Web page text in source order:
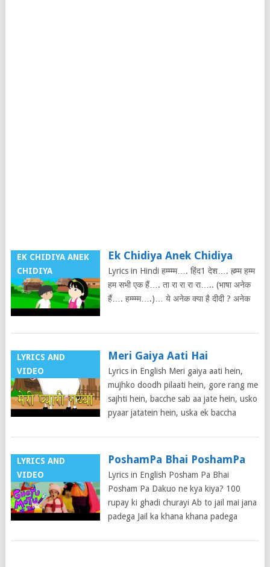
EK CHIDIYA ANEK
CHIDIYA
Ek Chidiya Anek Chidiya
Lyrics in Hindi हम्म्म्म…. हिंद1 देश…. ह्म्म्म हम्म
हम सभी एक हैं…. ता रा रा रा रा….. (भाषा अनेक
हैं…. हम्म्म्म….)… ये अनेक क्या है दीदी ? अनेक
LYRICS AND
VIDEO
Meri Gaiya Aati Hai
Lyrics in English Meri gaiya aati hein,
mujhko doodh pilaati hein, gore rang me
sajhti hein, bacche sab aa jate hein, usko
pyaar jatatein hein, uska ek baccha
LYRICS AND
VIDEO
PoshamPa Bhai PoshamPa
Lyrics in English Posham Pa Bhai
Posham Pa Dakuo ne kya kiya? 100
rupay ki ghadi churayi Ab to jail mai jana
padega Jail ka khana khana padega